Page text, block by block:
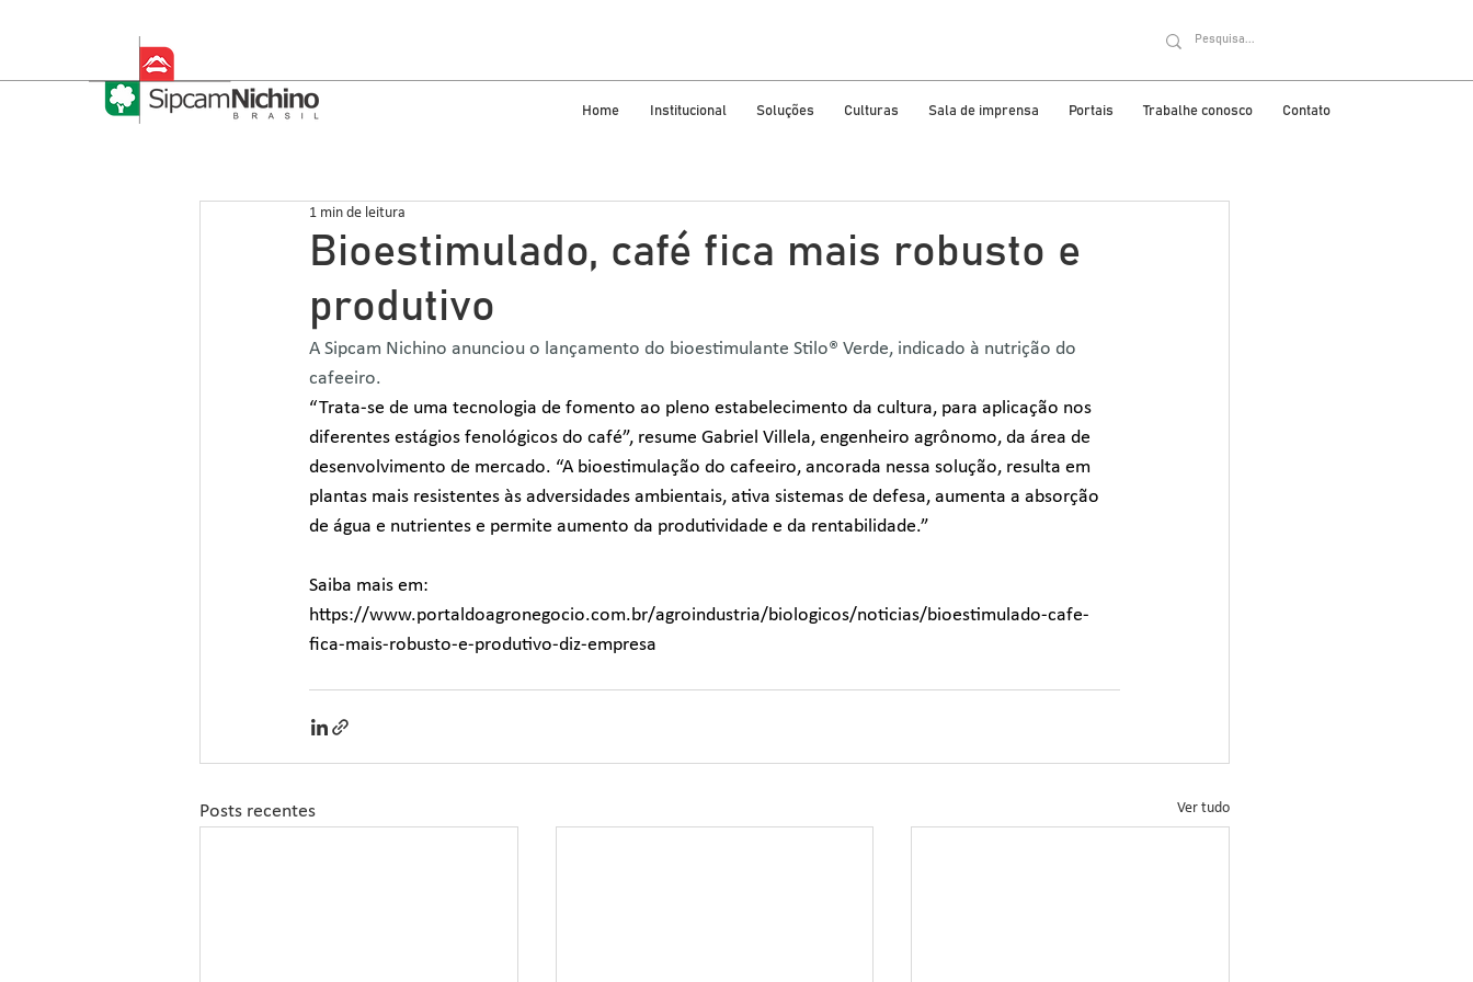
Home Institucional Soluções Culturas Sala de imprensa Portais Trabalhe conosco Contato
Bioestimulado, café fica mais robusto e
produtivo
1 min de leitura
A Sipcam Nichino anunciou o lançamento do bioestimulante Stilo® Verde, indicado à nutrição do
cafeeiro.
“Trata-se de uma tecnologia de fomento ao pleno estabelecimento da cultura, para aplicação nos
diferentes estágios fenológicos do café”, resume Gabriel Villela, engenheiro agrônomo, da área de
desenvolvimento de mercado. “A bioestimulação do cafeeiro, ancorada nessa solução, resulta em
plantas mais resistentes às adversidades ambientais, ativa sistemas de defesa, aumenta a absorção
de água e nutrientes e permite aumento da produtividade e da rentabilidade.”
Saiba mais em:
https://www.portaldoagronegocio.com.br/agroindustria/biologicos/noticias/bioestimulado-cafe-
fica-mais-robusto-e-produtivo-diz-empresa
Posts recentes Ver tudo